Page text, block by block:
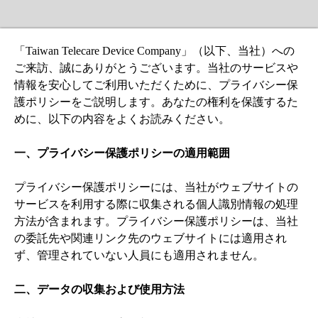
「Taiwan Telecare Device Company」（以下、当社）への
ご来訪、誠にありがとうございます。当社のサービスや
情報を安心してご利用いただくために、プライバシー保
護ポリシーをご説明します。あなたの権利を保護するた
めに、以下の内容をよくお読みください。
一、プライバシー保護ポリシーの適用範囲
プライバシー保護ポリシーには、当社がウェブサイトの
サービスを利用する際に収集される個人識別情報の処理
方法が含まれます。プライバシー保護ポリシーは、当社
の委託先や関連リンク先のウェブサイトには適用され
ず、管理されていない人員にも適用されません。
二、データの収集および使用方法